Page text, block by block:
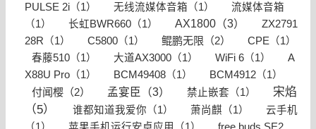
PULSE 2i（1）
无线流媒体音箱（1）
流媒体音箱
（1）
长虹BWR660（1） AX1800（3）
ZX2791
28R（1）
C5800（1） 鲲鹏无限（2）
CPE（1）
春藤510（1）
大道AX3000（1） WiFi 6（1）
A
X88U Pro（1）
BCM49408（1） BCM4912（1）
付闻樱（2） 孟宴臣（3） 禁止嵌套（1）
宋焰
（5）
谁都知道我爱你（1） 萧尚麒（1）
云手机
（1）
苹果手机运行安卓应用（1）
free buds SE2